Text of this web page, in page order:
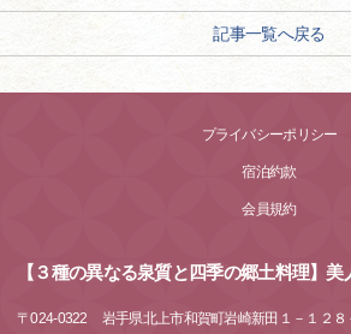
記事一覧へ戻る
プライバシーポリシー
宿泊約款
会員規約
【３種の異なる泉質と四季の郷土料理】
〒024-0322 岩手県北上市和賀町岩崎新田１－１２８